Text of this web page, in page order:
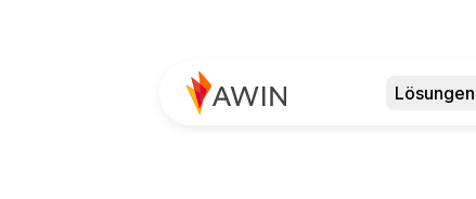
Lösungen